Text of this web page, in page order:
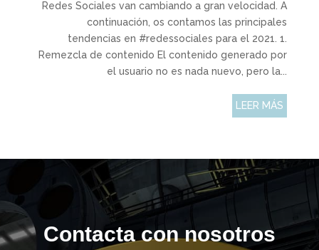
Redes Sociales van cambiando a gran velocidad. A
continuación, os contamos las principales
tendencias en #redessociales para el 2021. 1.
Remezcla de contenido El contenido generado por
el usuario no es nada nuevo, pero la...
LEER MÁS
Contacta con nosotros